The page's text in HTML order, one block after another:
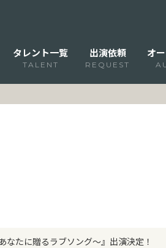
タレント一覧
TALENT
出演依頼
REQUEST
オ
たに贈るラブソング～』出演決定！